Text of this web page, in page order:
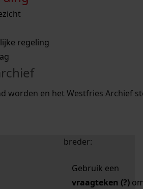
met een aantal zoektips.
met een aantal zoektips.
regeling
worden en het Westfries Archief
zoektips
uw zoekopdracht te
breder:
Gebruik een
vraagteken (?)